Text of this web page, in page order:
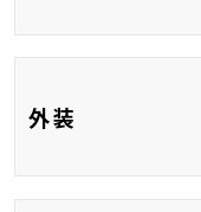
外装